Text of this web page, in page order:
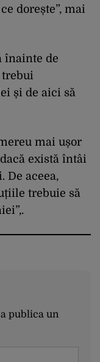
dorește”, mai
înainte de
și de aici să
mai ușor
există întâi
De aceea,
trebuie să
publica un